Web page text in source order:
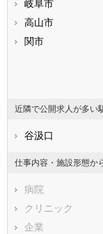
静岡県
滋賀県
兵庫県
福岡県
熊本県
岐阜市
高山市
関市
各務原市
山県市
海津市
羽島郡笠松町
不破郡垂井町
近隣で公開求人が多い
谷汲口
仕事内容・施設形態か
病院
クリニック
企業